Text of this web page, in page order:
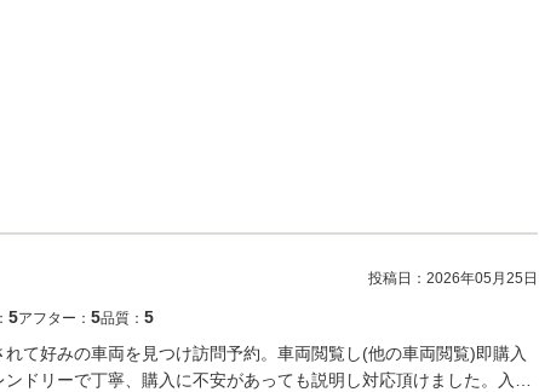
投稿日： 2026年05月25日
5アフター： 5品質： 5
て好みの車両を見つけ訪問予約。車両閲覧し(他の車両閲覧)即購入
ドリーで丁寧、購入に不安があっても説明し対応頂けました。入…